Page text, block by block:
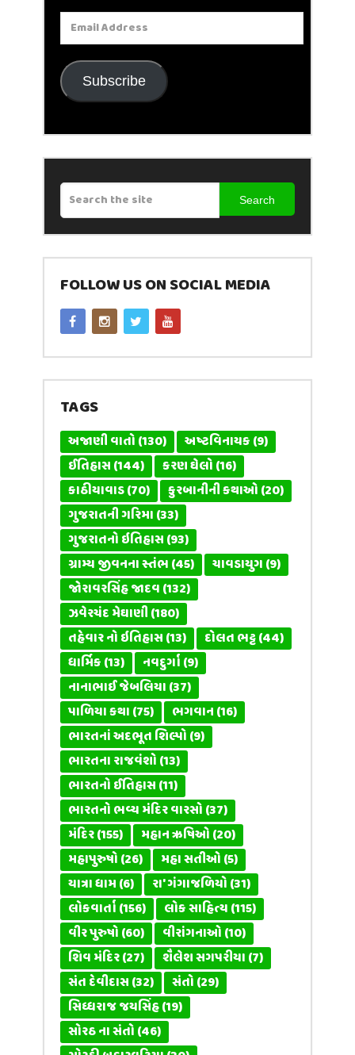
Email
Address
Subscribe
Search
FOLLOW US ON SOCIAL MEDIA
TAGS
અજાણી વાતો(130) અષ્ટવિનાયક(9)
ઈતિહાસ(144) કરણ ઘેલો(16)
કાઠીયાવાડ(70) કુરબાનીની કથાઓ(20)
ગુજરાતની ગરિમા(33)
ગુજરાતનો ઇતિહાસ(93)
ગ્રામ્ય જીવનના સ્તંભ(45) ચાવડાયુગ(9)
જોરાવરસિંહ જાદવ(132)
ઝવેરચંદ મેઘાણી(180)
તહેવાર નો ઇતિહાસ(13) દોલત ભટ્ટ(44)
ધાર્મિક(13) નવદુર્ગા(9)
નાનાભાઈ જેબલિયા(37)
પાળિયા કથા(75) ભગવાન(16)
ભારતનાં અદભૂત શિલ્પો(9)
ભારતના રાજવંશો(13)
ભારતનો ઈતિહાસ(11)
ભારતનો ભવ્ય મંદિર વારસો(37)
મંદિર(155) મહાન ઋષિઓ(20)
મહાપુરુષો(26) મહા સતીઓ(5)
યાત્રા ધામ(6) રા' ગંગાજળિયો(31)
લોકવાર્તા(156) લોક સાહિત્ય(115)
વીર પુરુષો(60) વીરાંગનાઓ(10)
શિવ મંદિર(27) શૈલેશ સગપરીયા(7)
સંત દેવીદાસ(32) સંતો(29)
સિધ્ધરાજ જયસિંહ(19)
સોરઠ ના સંતો(46)